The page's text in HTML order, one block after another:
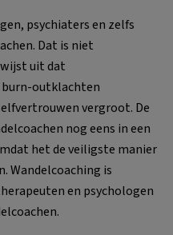
psychiaters en zelfs
Dat is niet
uit dat
burn-outklachten
vergroot. De
nog eens in een
het de veiligste manier
Wandelcoaching is
en psychologen